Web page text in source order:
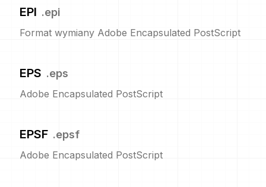
EPI .epi
Format wymiany Adobe Encapsulated PostScript
EPS .eps
Adobe Encapsulated PostScript
EPSF .epsf
Adobe Encapsulated PostScript